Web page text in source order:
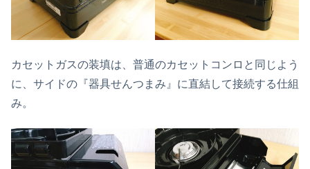
カセットガスの装填は、普通のカセットコンロと同じよう
に、サイドの『器具せんつまみ』に直結して接続する仕組
み。